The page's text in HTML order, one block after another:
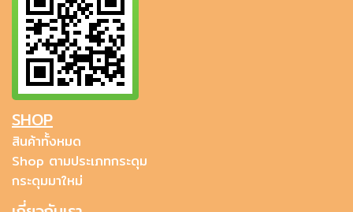
SHOP
สินค้าทั้งหมด
Shop ตามประเภทกระดุม
กระดุมมาใหม่